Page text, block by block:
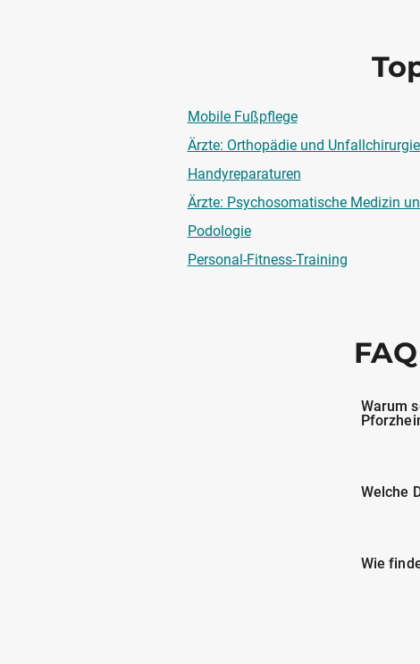
Mobile Fußpflege
Ärzte: Orthopädie und
Handyreparaturen
Ärzte: Psychosomatische Medizin
Podologie
Personal-Fitness-Training
FAQ
Warum
Welche
Wie